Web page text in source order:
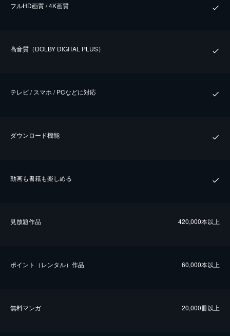
フルHD画質 / 4K画質
⾼⾳質（DOLBY DIGITAL PLUS）
テレビ / スマホ / PCなどに対応
ダウンロード機能
動画も書籍も楽しめる
⾒放題作品 420,000本以上
ポイント（レンタル）作品 60,000本以上
無料マンガ 20,000冊以上